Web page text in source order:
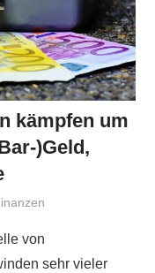
kämpfen um
)Geld,
von
sehr vieler